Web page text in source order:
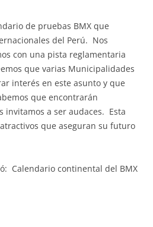
de pruebas BMX que
del Perú. Nos
con una pista reglamentaria
que varias Municipalidades
interés en este asunto y que
que encontrarán
invitamos a ser audaces. Esta
que aseguran su futuro
Calendario continental del BMX